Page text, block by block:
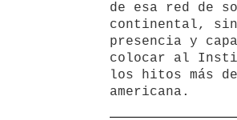
de esa red de
continental, sin
presencia y
colocar al
los hitos más
americana.